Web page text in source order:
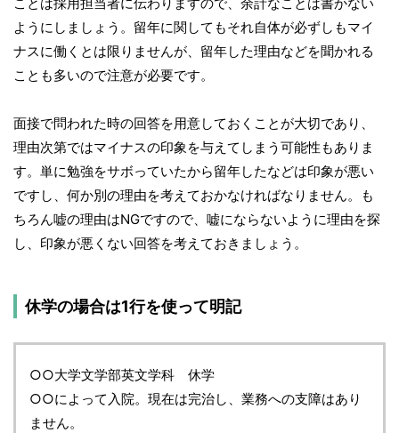
ことは採用担当者に伝わりますので、余計なことは書かない
ようにしましょう。留年に関してもそれ自体が必ずしもマイ
ナスに働くとは限りませんが、留年した理由などを聞かれる
ことも多いので注意が必要です。
面接で問われた時の回答を用意しておくことが大切であり、
理由次第ではマイナスの印象を与えてしまう可能性もありま
す。単に勉強をサボっていたから留年したなどは印象が悪い
ですし、何か別の理由を考えておかなければなりません。も
ちろん嘘の理由はNGですので、嘘にならないように理由を探
し、印象が悪くない回答を考えておきましょう。
休学の場合は1行を使って明記
○○大学文学部英文学科 休学
○○によって入院。現在は完治し、業務への支障はあり
ません。